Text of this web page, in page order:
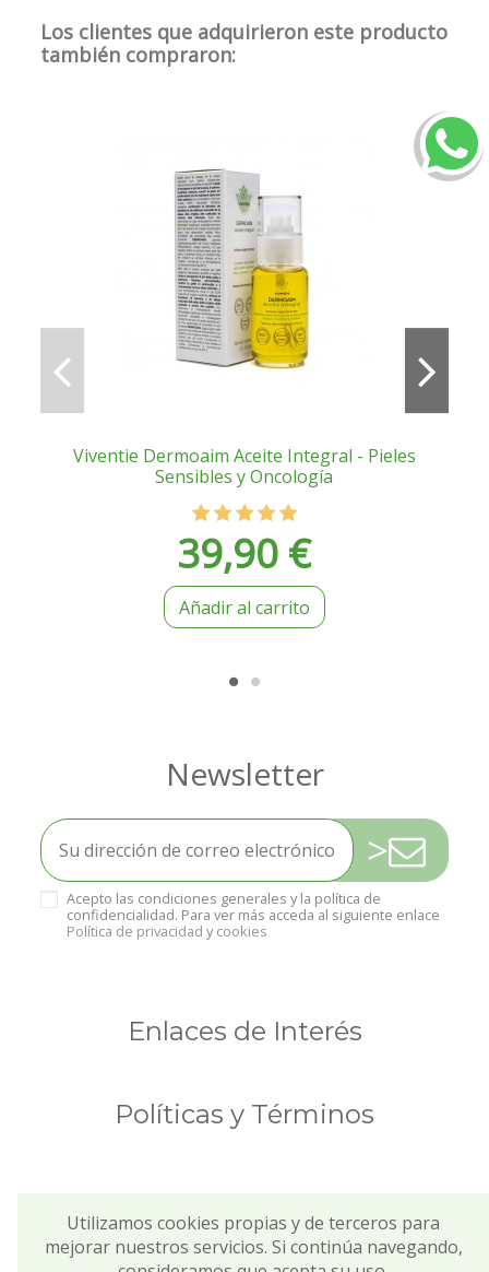
Los clientes que adquirieron este producto
también compraron:
Viventie Dermoaim Aceite Integral - Pieles
Sensibles y Oncología
39,90 €
Añadir al carrito
>
Acepto las condiciones generales y la política de
confidencialidad. Para ver más acceda al siguiente enlace
Política de privacidad ycookies
Enlaces de Interés
Políticas y Términos
Utilizamos cookies propias y de terceros para
mejorar nuestros servicios. Si continúa navegando,